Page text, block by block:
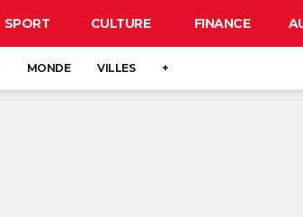
SPORT CULTURE FINANCE
MONDE VILLES +